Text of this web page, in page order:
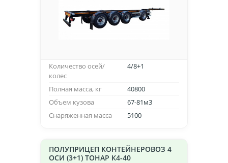
Количество осей/
колес
4/8+1
Полная масса, кг
40800
Объем кузова
67-81м3
Снаряженная масса
5100
ПОЛУПРИЦЕП КОНТЕЙНЕРОВОЗ 4
ОСИ (3+1) ТОНАР К4-40